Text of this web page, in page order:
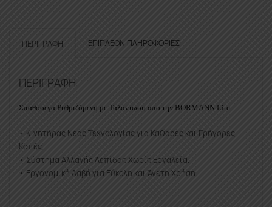
ΠΕΡΙΓΡΑΦΉ ΕΠΙΠΛΈΟΝ ΠΛΗΡΟΦΟΡΊΕΣ
ΠΕΡΙΓΡΑΦΉ
Σπαθόσεγα Ρυθμιζόμενη με Ταλάντωση απο την BORMANN Lite
• Κινητήρας Νέας Τεχνολογίας για Καθαρές και Γρήγορες
Κοπές.
• Σύστημα Αλλαγής Λεπίδας Χωρίς Εργαλεία.
• Εργονομική Λαβή για Εύκολη και Άνετη Χρήση.